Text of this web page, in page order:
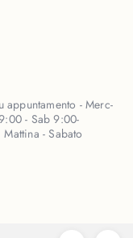
appuntamento - Merc-
- Sab 9:00-
- Sabato